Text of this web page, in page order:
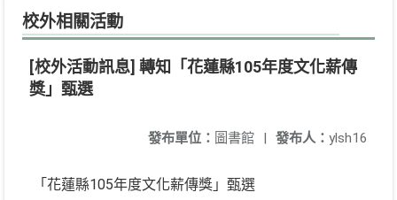
校外相關活動
[校外活動訊息] 轉知「花蓮縣105年度文化薪傳
獎」甄選
發布人： ylsh16
發布單位： 圖書館 |
「花蓮縣105年度文化薪傳獎」甄選